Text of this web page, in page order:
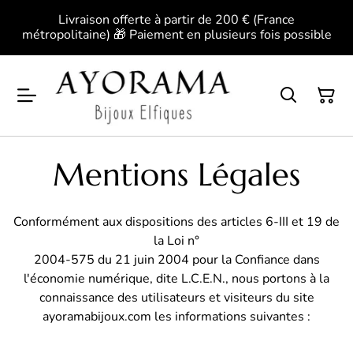
Livraison offerte à partir de 200 € (France
métropolitaine) 🎁 Paiement en plusieurs fois possible
Mentions Légales
Conformément aux dispositions des articles 6-III et 19 de
la Loi n°
2004-575 du 21 juin 2004 pour la Confiance dans
l'économie numérique, dite L.C.E.N., nous portons à la
connaissance des utilisateurs et visiteurs du site
ayoramabijoux.com les informations suivantes :